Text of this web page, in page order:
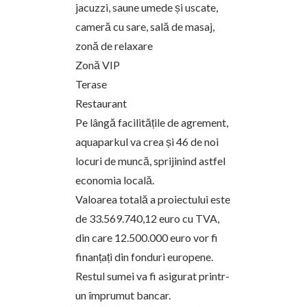
jacuzzi, saune umede și uscate,
cameră cu sare, sală de masaj,
zonă de relaxare
Zonă VIP
Terase
Restaurant
Pe lângă facilitățile de agrement,
aquaparkul va crea și 46 de noi
locuri de muncă, sprijinind astfel
economia locală.
Valoarea totală a proiectului este
de 33.569.740,12 euro cu TVA,
din care 12.500.000 euro vor fi
finanțați din fonduri europene.
Restul sumei va fi asigurat printr-
un împrumut bancar.